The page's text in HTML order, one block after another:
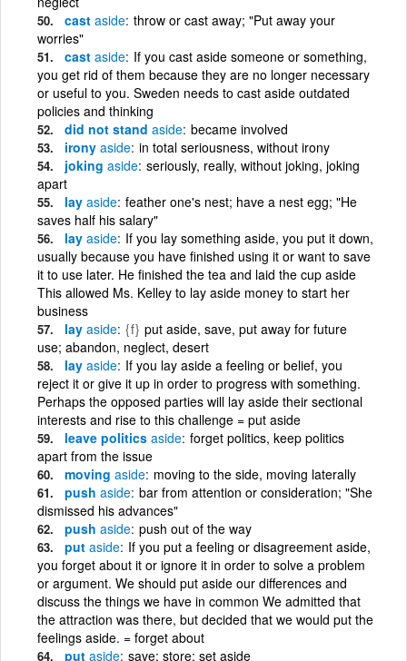
cast aside throw or cast away; "Put away your
worries"
cast aside If you cast aside someone or something,
you get rid of them because they are no longer necessary
or useful to you. Sweden needs to cast aside outdated
policies and thinking
did not stand aside became involved
irony aside in total seriousness, without irony
joking aside seriously, really, without joking, joking
apart
lay aside feather one's nest; have a nest egg; "He
saves half his salary"
lay aside If you lay something aside, you put it down,
usually because you have finished using it or want to save
it to use later. He finished the tea and laid the cup aside
This allowed Ms. Kelley to lay aside money to start her
business
lay aside {f} put aside, save, put away for future
use; abandon, neglect, desert
lay aside If you lay aside a feeling or belief, you
reject it or give it up in order to progress with something.
Perhaps the opposed parties will lay aside their sectional
interests and rise to this challenge = put aside
leave politics aside forget politics, keep politics
apart from the issue
moving aside moving to the side, moving laterally
push aside bar from attention or consideration; "She
dismissed his advances"
push aside push out of the way
put aside If you put a feeling or disagreement aside,
you forget about it or ignore it in order to solve a problem
or argument. We should put aside our differences and
discuss the things we have in common We admitted that
the attraction was there, but decided that we would put the
feelings aside. = forget about
put aside save; store; set aside